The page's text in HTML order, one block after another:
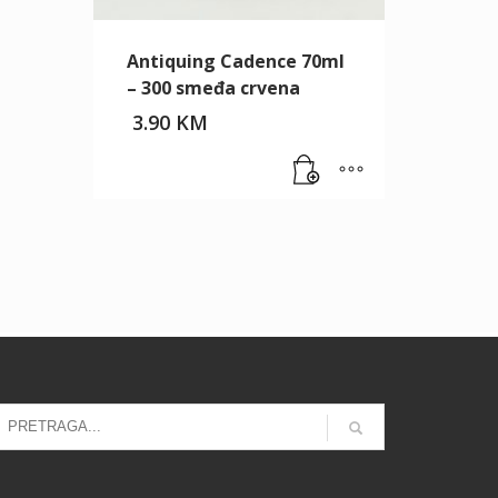
Antiquing Cadence 70ml
– 300 smeđa crvena
3.90 KM